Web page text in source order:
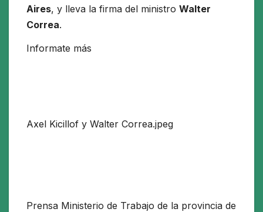
Aires, y lleva la firma del ministro Walter
Correa.
Informate más
Axel Kicillof y Walter Correa.jpeg
Prensa Ministerio de Trabajo de la provincia de